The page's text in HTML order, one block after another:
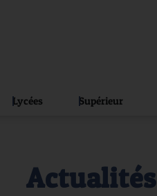
Lycées Supérieur
Actualités